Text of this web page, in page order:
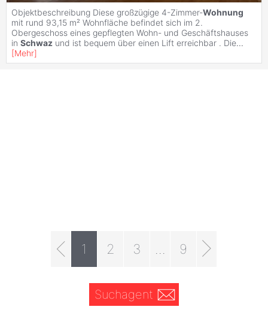
Objektbeschreibung Diese großzügige 4-Zimmer-Wohnung
mit rund 93,15 m² Wohnfläche befindet sich im 2.
Obergeschoss eines gepflegten Wohn- und Geschäftshauses
in Schwaz und ist bequem über einen Lift erreichbar . Die...
[Mehr]
1 2 3 9
Suchagent